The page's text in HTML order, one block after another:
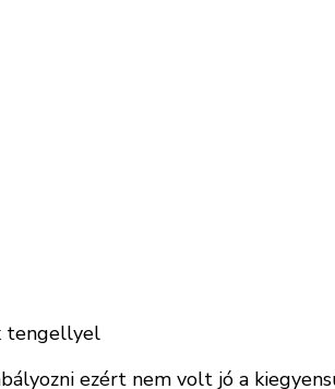
tengellyel
ezért nem volt jó a